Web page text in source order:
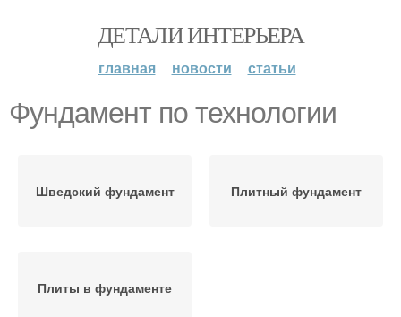
ДЕТАЛИ ИНТЕРЬЕРА
главная новости статьи
Фундамент по технологии
Шведский фундамент Плитный фундамент
Плиты в фундаменте